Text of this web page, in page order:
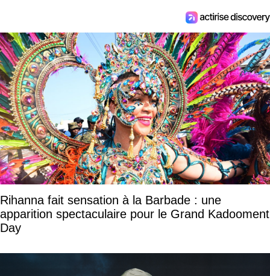
Rihanna fait sensation à la Barbade : une
apparition spectaculaire pour le Grand Kadooment
Day